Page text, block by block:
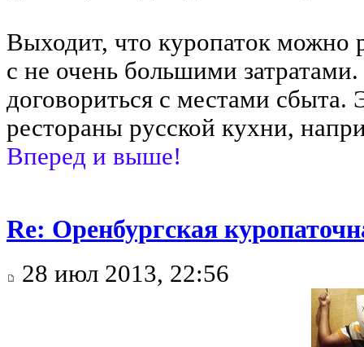
Выходит, что куропаток можно
с не очень большими
договориться с местами сбыта.
рестораны русской кухни,
Вперед и выше!
Re: Оренбургская
28 июл 2013, 22:56